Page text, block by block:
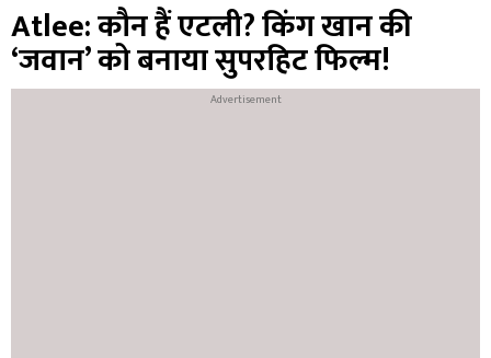
Atlee: कौन हैं एटली? किंग खान की
‘जवान’ को बनाया सुपरहिट फिल्म!